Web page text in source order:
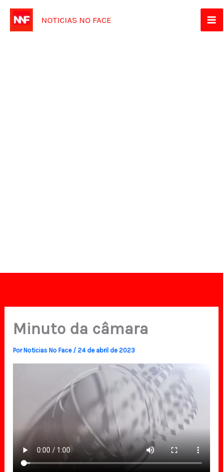
para
NOTICIAS NO FACE
Minuto da câmara
PorNoticias No Face /24 de abril de 2023